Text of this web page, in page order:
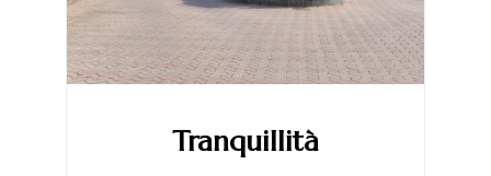
Tranquillità